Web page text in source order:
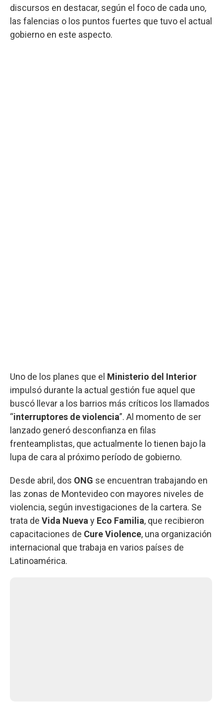
discursos en destacar, según el foco de cada uno,
las falencias o los puntos fuertes que tuvo el actual
gobierno en este aspecto.
Uno de los planes que el Ministerio del Interior
impulsó durante la actual gestión fue aquel que
buscó llevar a los barrios más críticos los llamados
“interruptores de violencia”. Al momento de ser
lanzado generó desconfianza en filas
frenteamplistas, que actualmente lo tienen bajo la
lupa de cara al próximo período de gobierno.
Desde abril, dos ONG se encuentran trabajando en
las zonas de Montevideo con mayores niveles de
violencia, según investigaciones de la cartera. Se
trata de Vida Nueva y Eco Familia, que recibieron
capacitaciones de Cure Violence, una organización
internacional que trabaja en varios países de
Latinoamérica.